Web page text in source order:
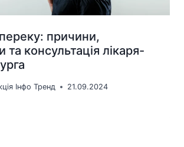
причини,
та консультація лікаря-
Інфо Тренд 21.09.2024